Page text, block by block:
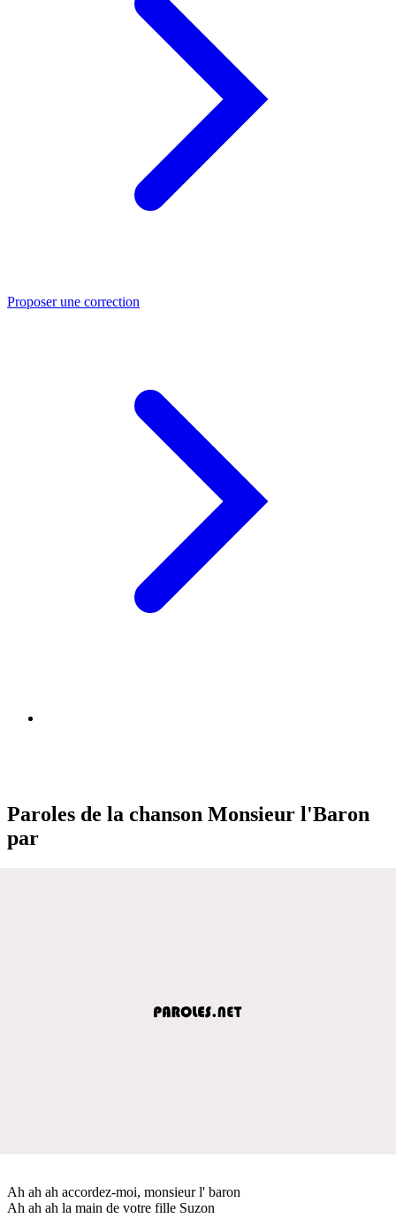
Proposer une correction
Paroles de la chanson Monsieur l'Baron
par
Ah ah ah accordez-moi, monsieur l' baron
Ah ah ah la main de votre fille Suzon